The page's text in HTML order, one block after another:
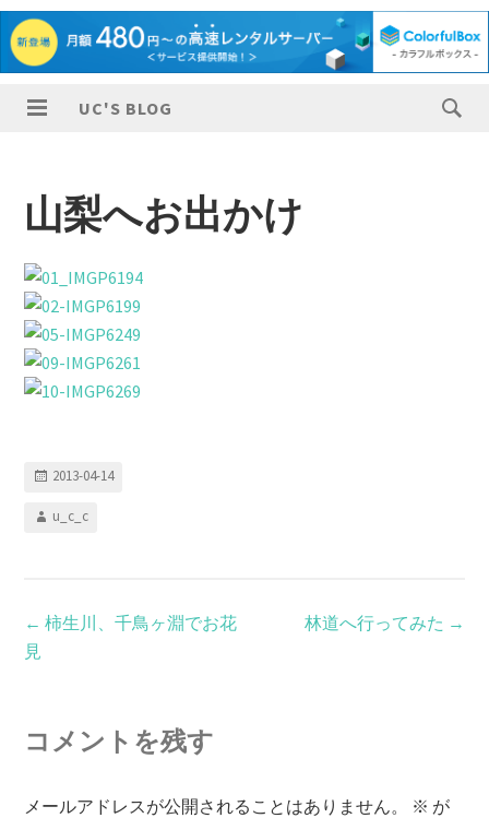
UC'S BLOG
山梨へお出かけ
2013-04-14
u_c_c
← 柿生川、千鳥ヶ淵でお花
見
林道へ行ってみた →
コメントを残す
メールアドレスが公開されることはありません。 ※ が